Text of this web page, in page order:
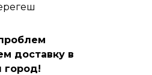
доставку в
город!